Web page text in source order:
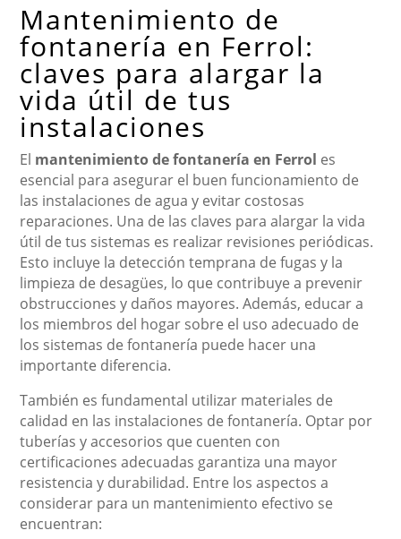
Mantenimiento de
fontanería en Ferrol:
claves para alargar la
vida útil de tus
instalaciones
El mantenimiento de fontanería en Ferrol es
esencial para asegurar el buen funcionamiento de
las instalaciones de agua y evitar costosas
reparaciones. Una de las claves para alargar la vida
útil de tus sistemas es realizar revisiones periódicas.
Esto incluye la detección temprana de fugas y la
limpieza de desagües, lo que contribuye a prevenir
obstrucciones y daños mayores. Además, educar a
los miembros del hogar sobre el uso adecuado de
los sistemas de fontanería puede hacer una
importante diferencia.
También es fundamental utilizar materiales de
calidad en las instalaciones de fontanería. Optar por
tuberías y accesorios que cuenten con
certificaciones adecuadas garantiza una mayor
resistencia y durabilidad. Entre los aspectos a
considerar para un mantenimiento efectivo se
encuentran: